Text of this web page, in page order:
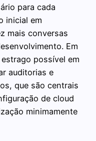
para cada
inicial em
mais conversas
Em
possível em
auditorias e
que são centrais
de cloud
minimamente